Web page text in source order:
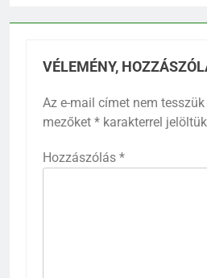
VÉLEMÉNY,
Az e-mail címet nem tesszük
mezőket * karakterrel jelöltük
Hozzászólás *